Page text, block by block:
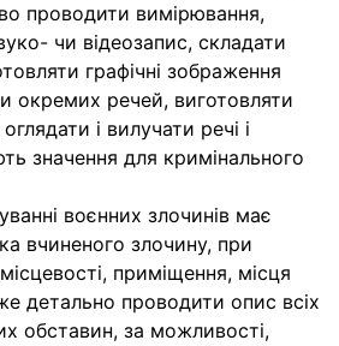
проводити вимірювання,
чи відеозапис, складати
графічні зображення
окремих речей, виготовляти
і вилучати речі і
значення для кримінального
воєнних злочинів має
вчиненого злочину, при
приміщення, місця
детально проводити опис всіх
обставин, за можливості,